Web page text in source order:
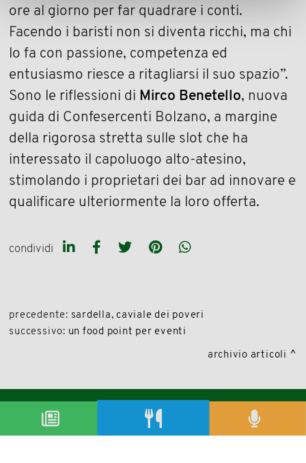
ore al giorno per far quadrare i conti.
Facendo i baristi non si diventa ricchi, ma chi
lo fa con passione, competenza ed
entusiasmo riesce a ritagliarsi il suo spazio”.
Sono le riflessioni di Mirco Benetello, nuova
guida di Confesercenti Bolzano, a margine
della rigorosa stretta sulle slot che ha
interessato il capoluogo alto-atesino,
stimolando i proprietari dei bar ad innovare e
qualificare ulteriormente la loro offerta.
condividi
precedente: sardella, caviale dei poveri
successivo: un food point per eventi
archivio articoli